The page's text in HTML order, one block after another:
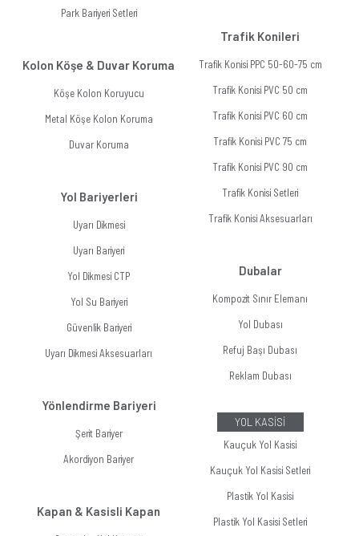
Park Bariyeri Setleri
Kolon Köşe & Duvar Koruma
Köşe Kolon Koruyucu
Metal Köşe Kolon Koruma
Duvar Koruma
Yol Bariyerleri
Uyarı Dikmesi
Uyarı Bariyeri
Yol Dikmesi CTP
Yol Su Bariyeri
Güvenlik Bariyeri
Uyarı Dikmesi Aksesuarları
Yönlendirme Bariyeri
Şerit Bariyer
Akordiyon Bariyer
Kapan & Kasisli Kapan
Trafik Konileri
Trafik Konisi PPC 50-60-75 cm
Trafik Konisi PVC 50 cm
Trafik Konisi PVC 60 cm
Trafik Konisi PVC 75 cm
Trafik Konisi PVC 90 cm
Trafik Konisi Setleri
Trafik Konisi Aksesuarları
Dubalar
Kompozit Sınır Elemanı
Yol Dubası
Refuj Başı Dubası
Reklam Dubası
YOL KASİSİ
Kauçuk Yol Kasisi
Kauçuk Yol Kasisi Setleri
Plastik Yol Kasisi
Plastik Yol Kasisi Setleri